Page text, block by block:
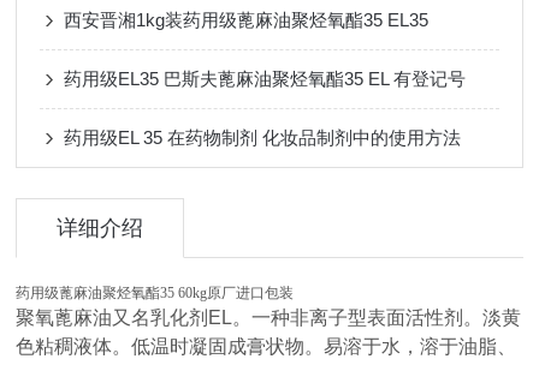
西安晋湘1kg装药用级蓖麻油聚烃氧酯35 EL35
药用级EL35 巴斯夫蓖麻油聚烃氧酯35 EL 有登记号
药用级EL 35 在药物制剂 化妆品制剂中的使用方法
详细介绍
药用级蓖麻油聚烃氧酯35 60kg原厂进口包装
聚氧蓖麻油又名乳化剂EL。一种非离子型表面活性剂。淡黄
色粘稠液体。低温时凝固成膏状物。易溶于水，溶于油脂、